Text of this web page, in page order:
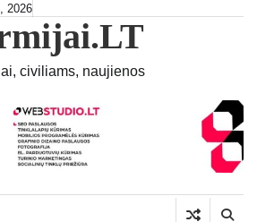
2026
civiliams, naujienos